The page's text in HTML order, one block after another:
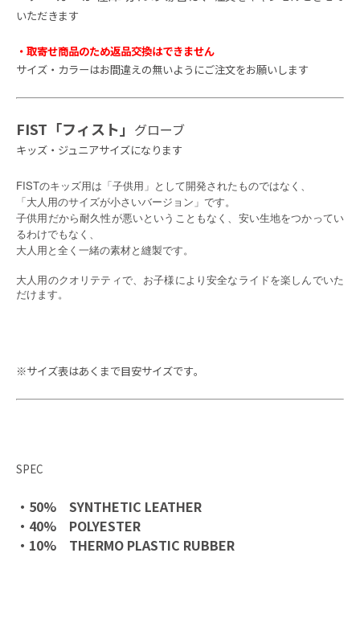
いただきます
・取寄せ商品のため返品交換はできません
サイズ・カラーはお間違えの無いようにご注文をお願いします
FIST「フィスト」 グローブ
キッズ・ジュニアサイズになります
FISTのキッズ用は「子供用」として開発されたものではなく、
「大人用のサイズが小さいバージョン」です。
子供用だから耐久性が悪いということもなく、安い生地をつかってい
るわけでもなく、
大人用と全く一緒の素材と縫製です。
大人用のクオリテティで、お子様により安全なライドを楽しんでいた
だけます。
※サイズ表はあくまで目安サイズです｡
SPEC
・50% SYNTHETIC LEATHER
・40% POLYESTER
・10% THERMO PLASTIC RUBBER